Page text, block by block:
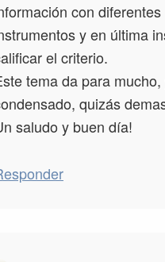
con diferentes
y en última
el criterio.
tema da para
quizás
saludo y buen día!